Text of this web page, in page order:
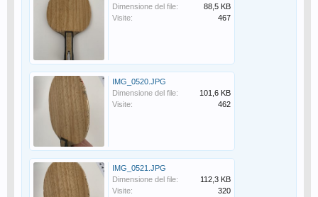
Dimensione del file:
88,5 KB
Visite:
467
IMG_0520.JPG
Dimensione del file:
101,6 KB
Visite:
462
IMG_0521.JPG
Dimensione del file:
112,3 KB
Visite:
320